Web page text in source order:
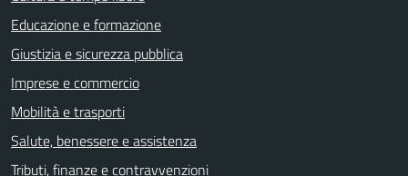
Educazione e formazione
Giustizia e sicurezza pubblica
Imprese e commercio
Mobilità e trasporti
Salute, benessere e assistenza
Tributi, finanze e contravvenzioni